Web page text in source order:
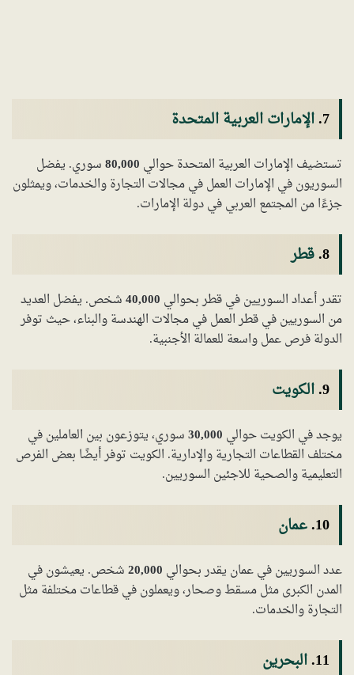
7. الإمارات العربية المتحدة
تستضيف الإمارات العربية المتحدة حوالي 80,000سوري. يفضل
السوريون في الإمارات العمل في مجالات التجارة والخدمات، ويمثلون
جزءًا من المجتمع العربي في دولة الإمارات.
8. قطر
تقدر أعداد السوريين في قطر بحوالي 40,000شخص. يفضل العديد
من السوريين في قطر العمل في مجالات الهندسة والبناء، حيث توفر
الدولة فرص عمل واسعة للعمالة الأجنبية.
9. الكويت
يوجد في الكويت حوالي 30,000سوري، يتوزعون بين العاملين في
مختلف القطاعات التجارية والإدارية. الكويت توفر أيضًا بعض الفرص
التعليمية والصحية للاجئين السوريين.
10. عمان
عدد السوريين في عمان يقدر بحوالي 20,000شخص. يعيشون في
المدن الكبرى مثل مسقط وصحار، ويعملون في قطاعات مختلفة مثل
التجارة والخدمات.
11. البحرين